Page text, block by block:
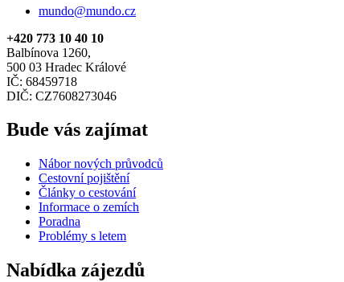
mundo@mundo.cz
+420 773 10 40 10
Balbínova 1260,
500 03 Hradec Králové
IČ: 68459718
DIČ: CZ7608273046
Bude vás zajímat
Nábor nových průvodců
Cestovní pojištění
Články o cestování
Informace o zemích
Poradna
Problémy s letem
Nabídka zájezdů